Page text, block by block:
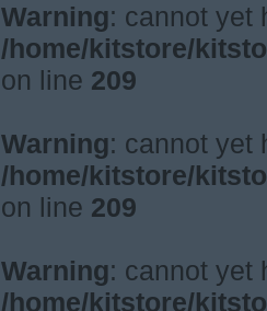
Warning: cannot yet
/home/kitstore/
on line 209
Warning: cannot yet
/home/kitstore/
on line 209
Warning: cannot yet
/home/kitstore/